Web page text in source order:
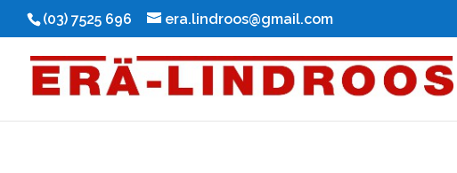
(03) 7525 696 era.lindroos@gmail.com